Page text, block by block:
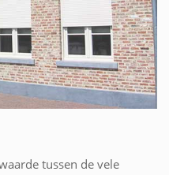
tussen de vele